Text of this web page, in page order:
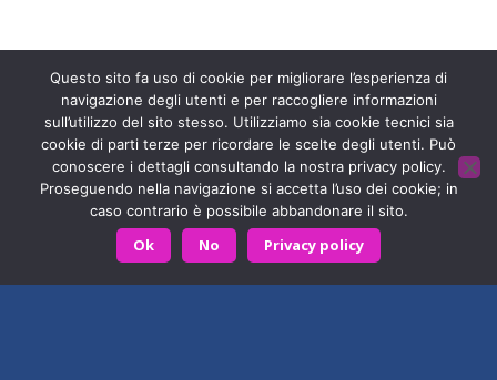
Condividi:
X Facebook
Stampa LinkedIn
WhatsApp E-mail
Mi piace:
Fondazione ISAL © 2026 P. IVA 03932590403
Privacy Policy- Sviluppato da Archimede - A.S.I. srl
HOME CONTATTACI
Questo sito fa uso di cookie per migliorare l’esperienza di
navigazione degli utenti e per raccogliere informazioni
sull’utilizzo del sito stesso. Utilizziamo sia cookie tecnici sia
cookie di parti terze per ricordare le scelte degli utenti. Può
conoscere i dettagli consultando la nostra privacy policy.
Proseguendo nella navigazione si accetta l’uso dei cookie; in
caso contrario è possibile abbandonare il sito.
Ok No Privacy policy